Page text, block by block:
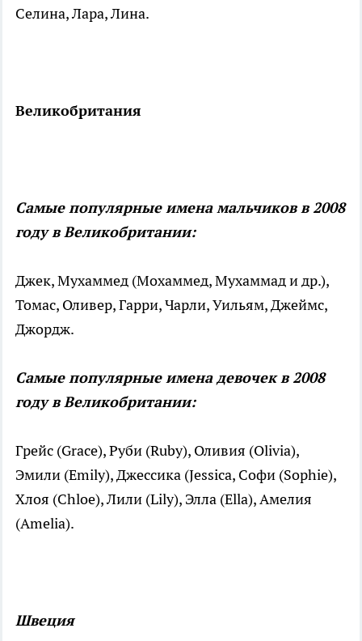
Селина, Лара, Лина.
Великобритания
Самые популярные имена мальчиков в 2008
году в Великобритании:
Джек, Мухаммед (Мохаммед, Мухаммад и др.),
Томас, Оливер, Гарри, Чарли, Уильям, Джеймс,
Джордж.
Самые популярные имена девочек в 2008
году в Великобритании:
Грейс (Grace), Руби (Ruby), Оливия (Olivia),
Эмили (Emily), Джессика (Jessica, Софи (Sophie),
Хлоя (Chloe), Лили (Lily), Элла (Ella), Амелия
(Amelia).
Швеция